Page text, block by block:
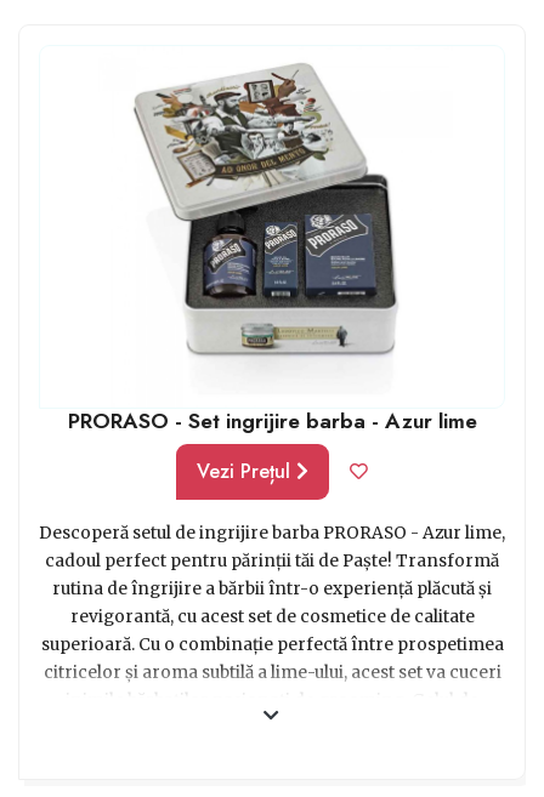
asiguri că ai ales ceea ce trebuie dar și că totul este
folosit până la ultima picătură de șampon sau loțiune.
PRORASO - Set ingrijire barba - Azur lime
Vezi Prețul
Descoperă setul de ingrijire barba PRORASO - Azur lime,
cadoul perfect pentru părinții tăi de Paște! Transformă
rutina de îngrijire a bărbii într-o experiență plăcută și
revigorantă, cu acest set de cosmetice de calitate
superioară. Cu o combinație perfectă între prospetimea
citricelor și aroma subtilă a lime-ului, acest set va cuceri
inimile bărbaților pasionați de grooming. Gelul de